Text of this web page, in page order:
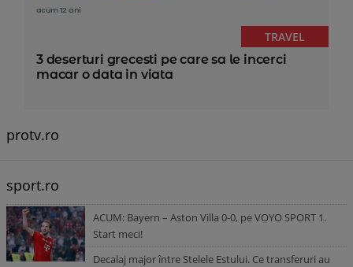
acum 12 ani
TRAVEL
3 deserturi grecesti pe care sa le incerci
macar o data in viata
protv.ro
sport.ro
ACUM: Bayern – Aston Villa 0-0, pe VOYO SPORT 1.
Start meci!
Decalaj major între Stelele Estului. Ce transferuri au